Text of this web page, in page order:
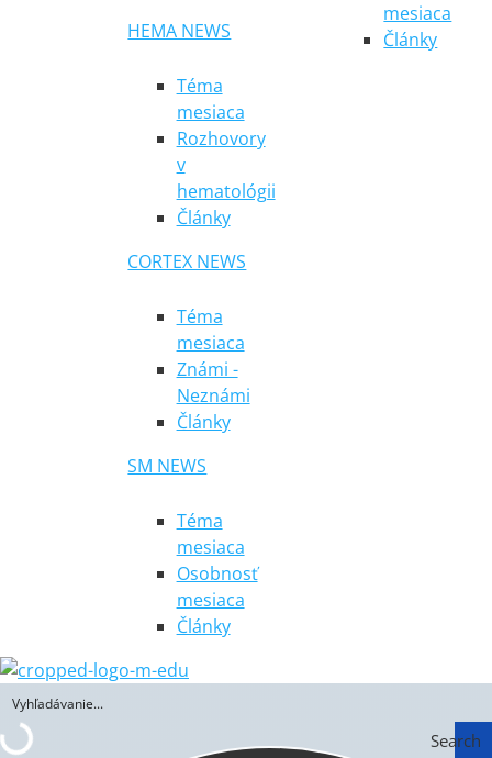
HEMA NEWS
Téma
mesiaca
Rozhovory
v
hematológii
Články
CORTEX NEWS
Téma
mesiaca
Známi -
Neznámi
Články
SM NEWS
Téma
mesiaca
Osobnosť
mesiaca
Články
mesiaca
Články
Search